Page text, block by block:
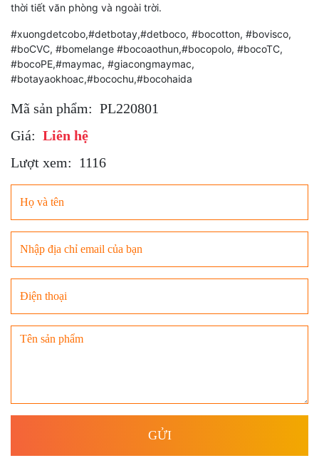
thời tiết văn phòng và ngoài trời.
#xuongdetcobo,#detbotay,#detboco, #bocotton, #bovisco,
#boCVC, #bomelange #bocoaothun,#bocopolo, #bocoTC,
#bocoPE,#maymac, #giacongmaymac,
#botayaokhoac,#bocochu,#bocohaida
Mã sản phẩm: PL220801
Giá: Liên hệ
Lượt xem: 1116